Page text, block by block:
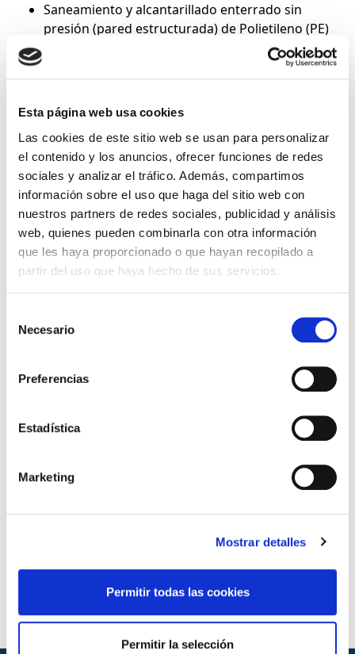
Esta página web usa cookies
Las cookies de este sitio web se usan para personalizar
el contenido y los anuncios, ofrecer funciones de redes
sociales y analizar el tráfico. Además, compartimos
información sobre el uso que haga del sitio web con
nuestros partners de redes sociales, publicidad y análisis
web, quienes pueden combinarla con otra información
que les haya proporcionado o que hayan recopilado a
partir del uso que haya hecho de sus servicios.
Necesario
Preferencias
Estadística
Marketing
Mostrar detalles
Permitir todas las cookies
Permitir la selección
Saneamiento y alcantarillado enterrado sin
presión (pared estructurada) de Polietileno (PE)
Saneamiento y alcantarillado enterrado sin
(PP) EN 13476-1, -2, -3
Conducción de agua a presión de Poli(cloruro de
vinilo) no plastificado orientado (PVC-O) ISO
16422
Suministro de agua, riego, saneamiento y
alcantarillado, enterrado o aéreo, con presión de
Poli(cloruro de vinilo) no plastificado orientado
(PVC-O) UNE EN 17176-2, -5 / UNE-CEN/TS 17176-
3
Sistemas de tubería plástica para edificación agua para
Poli(cloruro de vinilo) no plastificado (PVC-U) EN
Poli(cloruro de vinilo) no plastificado (PVC-U)
Sistemas de tubería plástica para edificación
Sistemas de tubería plástica para obra civil agua
ISO 18373-1, -2